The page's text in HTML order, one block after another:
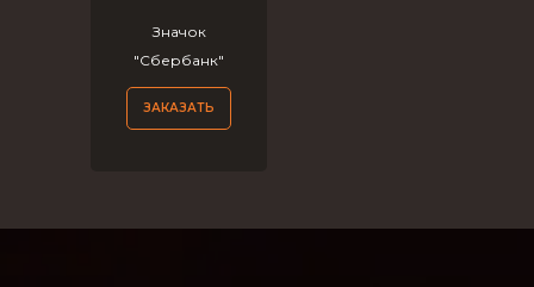
Значок
"Сбербанк"
ЗАКАЗАТЬ